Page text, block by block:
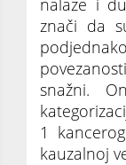
znači da
snažni.
1
kauzalnoj